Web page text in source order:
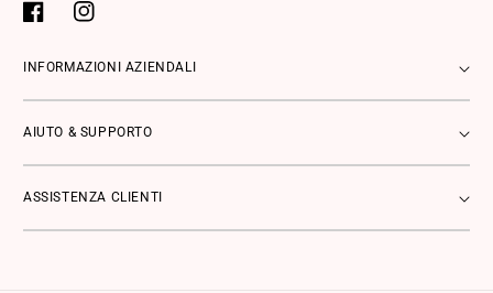
del
FacebookInstagram
INFORMAZIONI AZIENDALI
AIUTO & SUPPORTO
ASSISTENZA CLIENTI